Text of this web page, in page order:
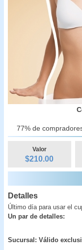
77% de
Valor
$210.00
Detalles
Último día para usar el
Un par de detalles:
Sucursal: Válido